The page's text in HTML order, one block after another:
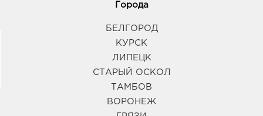
Города
БЕЛГОРОД
КУРСК
ЛИПЕЦК
СТАРЫЙ ОСКОЛ
ТАМБОВ
ВОРОНЕЖ